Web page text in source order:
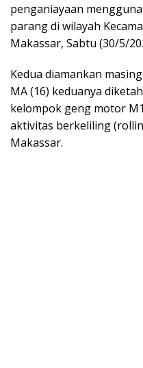
penganiayaan
parang di wilayah
Makassar, Sabtu (30/5/
Kedua diamankan
MA (16) keduanya
kelompok geng motor
aktivitas berkeliling
Makassar.